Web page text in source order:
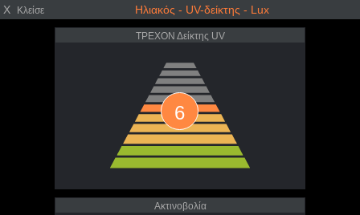
X Κλείσε Ηλιακός - UV-δείκτης - Lux
ΤΡΕΧΟΝ Δείκτης UV
6
Ακτινοβολία